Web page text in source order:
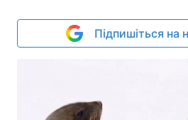
Підпишіться на